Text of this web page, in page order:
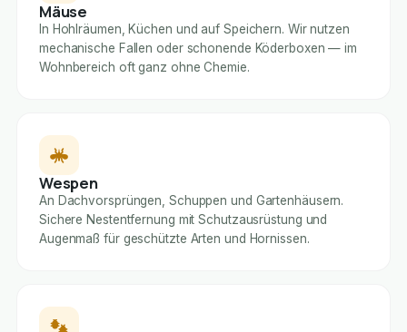
Mäuse
In Hohlräumen, Küchen und auf Speichern. Wir nutzen
mechanische Fallen oder schonende Köderboxen — im
Wohnbereich oft ganz ohne Chemie.
Wespen
An Dachvorsprüngen, Schuppen und Gartenhäusern.
Sichere Nestentfernung mit Schutzausrüstung und
Augenmaß für geschützte Arten und Hornissen.